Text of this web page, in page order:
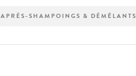
APRÈS-SHAMPOINGS & DÉMÊLANTS